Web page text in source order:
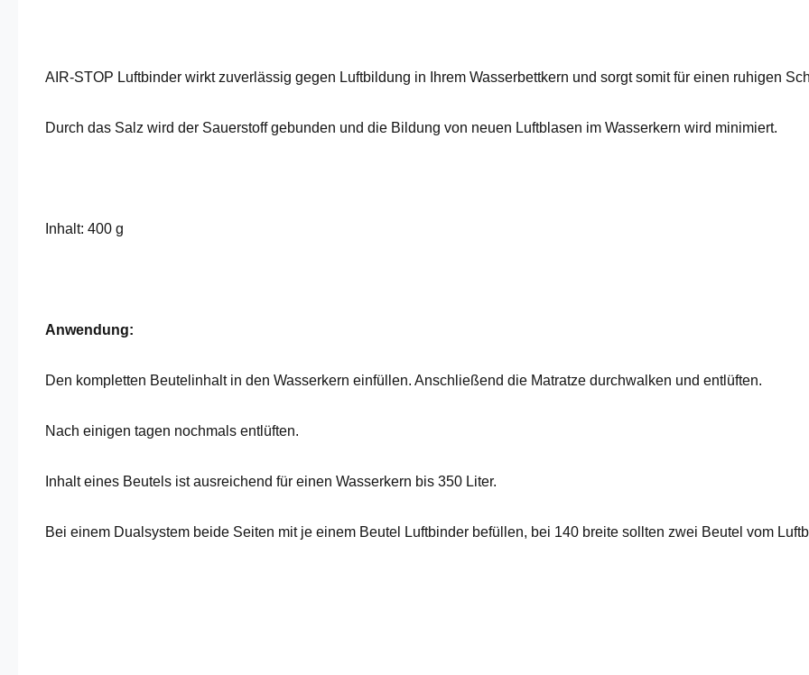
AIR-STOP Luftbinder wirkt zuverlässig gegen Luftbildung in Ihrem Wasserbettkern und sorgt somit für einen ruhigen
Durch das Salz wird der Sauerstoff gebunden und die Bildung von neuen Luftblasen im Wasserkern wird minimiert.
Inhalt: 400 g
Anwendung:
Den kompletten Beutelinhalt in den Wasserkern einfüllen. Anschließend die Matratze durchwalken und entlüften.
Nach einigen tagen nochmals entlüften.
Inhalt eines Beutels ist ausreichend für einen Wasserkern bis 350 Liter.
Bei einem Dualsystem beide Seiten mit je einem Beutel Luftbinder befüllen, bei 140 breite sollten zwei Beutel vom